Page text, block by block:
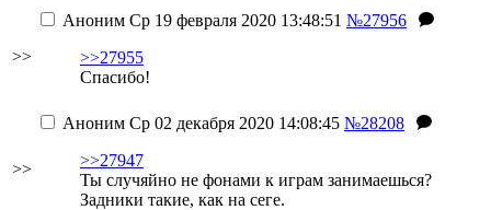
>>
Аноним Ср 19 февраля 2020 13:48:51 №27956
>>27955
Спасибо!
>>
Аноним Ср 02 декабря 2020 14:08:45 №28208
>>27947
Ты случяйно не фонами к играм занимаешься?
Задники такие, как на сеге.